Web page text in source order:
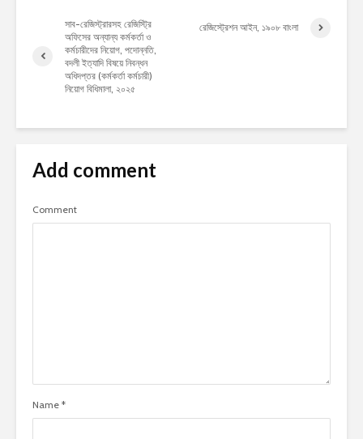
সাব-রেজিস্ট্রারসহ রেজিস্ট্রি
অফিসের অন্যান্য কর্মকর্তা ও
কর্মচারীদের নিয়োগ, পদোন্নতি,
বদলী ইত্যাদি বিষয়ে নিবন্ধন
অধিদপ্তর (কর্মকর্তা কর্মচারী)
নিয়োগ বিধিমালা, ২০২৫
রেজিস্ট্রেশন আইন, ১৯০৮ বাংলা
Add comment
Comment
Name *